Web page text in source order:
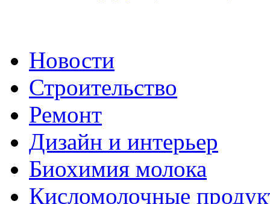
Новости
Строительство
Ремонт
Дизайн и интерьер
Биохимия молока
Кисломолочные